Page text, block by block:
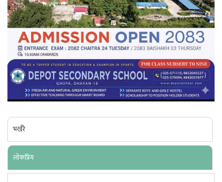
भर्खरै
लाेकप्रिय